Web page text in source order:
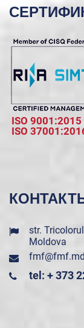
ISO 9001:2015
ISO
str.
Moldova
fmf@fmf.md
tel: + 373